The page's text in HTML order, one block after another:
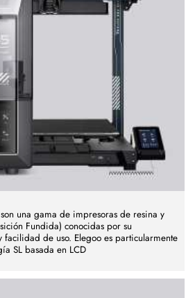
una gama de impresoras de resina y
Fundida) conocidas por su
de uso. Elegoo es particularmente
SL basada en LCD